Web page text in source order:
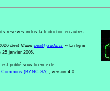
réservés inclus la traduction en autres
Beat Müller beat@sudd.ch -- En ligne
25 janvier 2005.
est publié sous licence de
Commons (BY-NC-SA) , version 4.0.